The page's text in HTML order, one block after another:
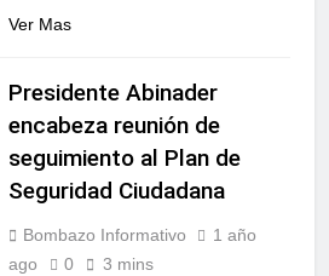
Ver Mas
Presidente Abinader
encabeza reunión de
seguimiento al Plan de
Seguridad Ciudadana
Bombazo Informativo
1 año
ago
0 3 mins